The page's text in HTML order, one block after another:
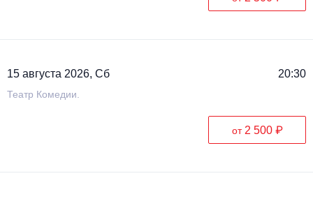
15 августа 2026, Сб 20:30
Театр Комедии.
от 2 500 ₽